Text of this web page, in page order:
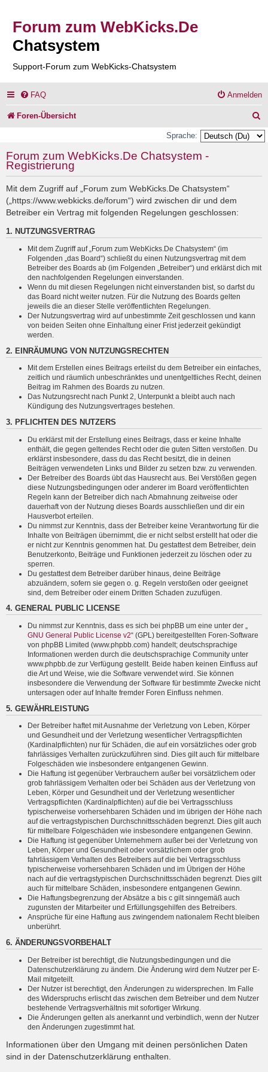
Forum zum WebKicks.De
Chatsystem
Support-Forum zum WebKicks-Chatsystem
FAQ Anmelden
Foren-Übersicht
u
Sprache:
Forum zum WebKicks.De Chatsystem -
Registrierung
Mit dem Zugriff auf „Forum zum WebKicks.De Chatsystem“
(„https://www.webkicks.de/forum“) wird zwischen dir und dem
Betreiber ein Vertrag mit folgenden Regelungen geschlossen:
1. NUTZUNGSVERTRAG
Mit dem Zugriff auf „Forum zum WebKicks.De Chatsystem“ (im
Folgenden „das Board“) schließt du einen Nutzungsvertrag mit dem
Betreiber des Boards ab (im Folgenden „Betreiber“) und erklärst dich mit
den nachfolgenden Regelungen einverstanden.
Wenn du mit diesen Regelungen nicht einverstanden bist, so darfst du
das Board nicht weiter nutzen. Für die Nutzung des Boards gelten
jeweils die an dieser Stelle veröffentlichten Regelungen.
Der Nutzungsvertrag wird auf unbestimmte Zeit geschlossen und kann
von beiden Seiten ohne Einhaltung einer Frist jederzeit gekündigt
werden.
2. EINRÄUMUNG VON NUTZUNGSRECHTEN
Mit dem Erstellen eines Beitrags erteilst du dem Betreiber ein einfaches,
zeitlich und räumlich unbeschränktes und unentgeltliches Recht, deinen
Beitrag im Rahmen des Boards zu nutzen.
Das Nutzungsrecht nach Punkt 2, Unterpunkt a bleibt auch nach
Kündigung des Nutzungsvertrages bestehen.
3. PFLICHTEN DES NUTZERS
Du erklärst mit der Erstellung eines Beitrags, dass er keine Inhalte
enthält, die gegen geltendes Recht oder die guten Sitten verstoßen. Du
erklärst insbesondere, dass du das Recht besitzt, die in deinen
Beiträgen verwendeten Links und Bilder zu setzen bzw. zu verwenden.
Der Betreiber des Boards übt das Hausrecht aus. Bei Verstößen gegen
diese Nutzungsbedingungen oder anderer im Board veröffentlichten
Regeln kann der Betreiber dich nach Abmahnung zeitweise oder
dauerhaft von der Nutzung dieses Boards ausschließen und dir ein
Hausverbot erteilen.
Du nimmst zur Kenntnis, dass der Betreiber keine Verantwortung für die
Inhalte von Beiträgen übernimmt, die er nicht selbst erstellt hat oder die
er nicht zur Kenntnis genommen hat. Du gestattest dem Betreiber, dein
Benutzerkonto, Beiträge und Funktionen jederzeit zu löschen oder zu
sperren.
Du gestattest dem Betreiber darüber hinaus, deine Beiträge
abzuändern, sofern sie gegen o. g. Regeln verstoßen oder geeignet
sind, dem Betreiber oder einem Dritten Schaden zuzufügen.
4. GENERAL PUBLIC LICENSE
Du nimmst zur Kenntnis, dass es sich bei phpBB um eine unter der „
GNU General Public License v2“ (GPL) bereitgestellten Foren-Software
von phpBB Limited (www.phpbb.com) handelt; deutschsprachige
Informationen werden durch die deutschsprachige Community unter
www.phpbb.de zur Verfügung gestellt. Beide haben keinen Einfluss auf
die Art und Weise, wie die Software verwendet wird. Sie können
insbesondere die Verwendung der Software für bestimmte Zwecke nicht
untersagen oder auf Inhalte fremder Foren Einfluss nehmen.
5. GEWÄHRLEISTUNG
Der Betreiber haftet mit Ausnahme der Verletzung von Leben, Körper
und Gesundheit und der Verletzung wesentlicher Vertragspflichten
(Kardinalpflichten) nur für Schäden, die auf ein vorsätzliches oder grob
fahrlässiges Verhalten zurückzuführen sind. Dies gilt auch für mittelbare
Folgeschäden wie insbesondere entgangenen Gewinn.
Die Haftung ist gegenüber Verbrauchern außer bei vorsätzlichem oder
grob fahrlässigem Verhalten oder bei Schäden aus der Verletzung von
Leben, Körper und Gesundheit und der Verletzung wesentlicher
Vertragspflichten (Kardinalpflichten) auf die bei Vertragsschluss
typischerweise vorhersehbaren Schäden und im übrigen der Höhe nach
auf die vertragstypischen Durchschnittsschäden begrenzt. Dies gilt auch
für mittelbare Folgeschäden wie insbesondere entgangenen Gewinn.
Die Haftung ist gegenüber Unternehmern außer bei der Verletzung von
Leben, Körper und Gesundheit oder vorsätzlichem oder grob
fahrlässigem Verhalten des Betreibers auf die bei Vertragsschluss
typischerweise vorhersehbaren Schäden und im Übrigen der Höhe
nach auf die vertragstypischen Durchschnittsschäden begrenzt. Dies gilt
auch für mittelbare Schäden, insbesondere entgangenen Gewinn.
Die Haftungsbegrenzung der Absätze a bis c gilt sinngemäß auch
zugunsten der Mitarbeiter und Erfüllungsgehilfen des Betreibers.
Ansprüche für eine Haftung aus zwingendem nationalem Recht bleiben
unberührt.
6. ÄNDERUNGSVORBEHALT
Der Betreiber ist berechtigt, die Nutzungsbedingungen und die
Datenschutzerklärung zu ändern. Die Änderung wird dem Nutzer per E-
Mail mitgeteilt.
Der Nutzer ist berechtigt, den Änderungen zu widersprechen. Im Falle
des Widerspruchs erlischt das zwischen dem Betreiber und dem Nutzer
bestehende Vertragsverhältnis mit sofortiger Wirkung.
Die Änderungen gelten als anerkannt und verbindlich, wenn der Nutzer
den Änderungen zugestimmt hat.
Informationen über den Umgang mit deinen persönlichen Daten
sind in der Datenschutzerklärung enthalten.